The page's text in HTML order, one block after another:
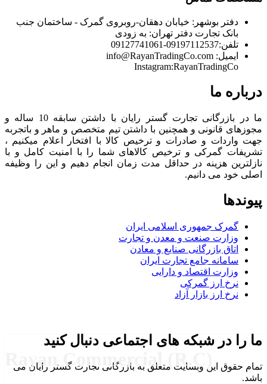
Rayan Commercial (R.C)
دفتر بوشهر: خیابان دهقان-روبروی گمرک - ساختمان جنب
بانک تجارت دفتر تهران: به زودی
تلفن:09197112537-09127741061
ایمیل: info@RayanTradingCo.com
Instagram:RayanTradingCo
درباره ما
ما در بازرگانی تجارت گستر رایان با داشتن سابقه 10 ساله و
مجوزهای قانونی و همچنین با داشتن تیم متخصص و ماهر و باتجربه
جهت واردات و صادرات و ترخیص کالا با افتخار اعلام میکنیم ،
تشریفات گمرکی و ترخیص کالاهای شما را با امنیت کامل و با
نازلترین هزینه در حداقل مدت زمان انجام دهیم و این را وظیفه
اصلی خود می دانیم.
پیوندها
گمرک جمهوری اسلامی ایران
وزارت صنعت و معدن و تجارت
اتاق بازرگانی صنایع و معادن
سامانه جامع تجارت ایران
وزارت اقتصاد و دارایی
نرخ ارز گمرکی
نرخ ارز بازار آزاد
ما را در شبکه های اجتماعی دنبال کنید
تمام حقوق این وبسایت متعلق به بازرگانی تجارت گستر رایان می
باشد.